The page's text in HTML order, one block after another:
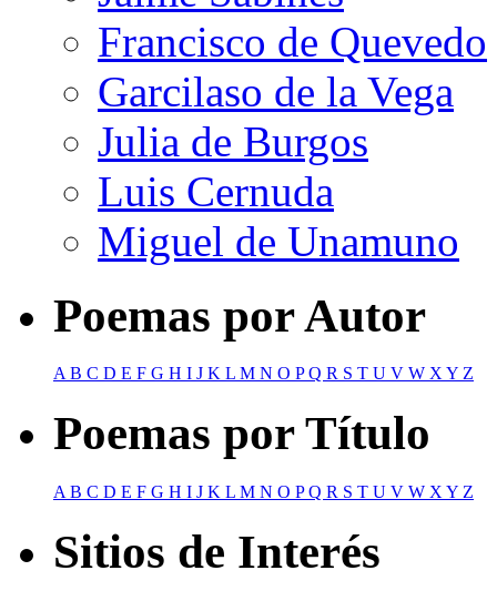
Francisco de Quevedo
Garcilaso de la Vega
Julia de Burgos
Luis Cernuda
Miguel de Unamuno
Poemas por Autor
AB C D E F G H I J K L M N O PQ R S T U V W XY Z
Poemas por Título
A B C D E F G H I J K L M N O PQ R S T U V W X Y Z
Sitios de Interés